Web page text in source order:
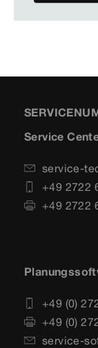
Service
service-
+49 2722
+49 2722
+49 (0)
+49 (0)
service-